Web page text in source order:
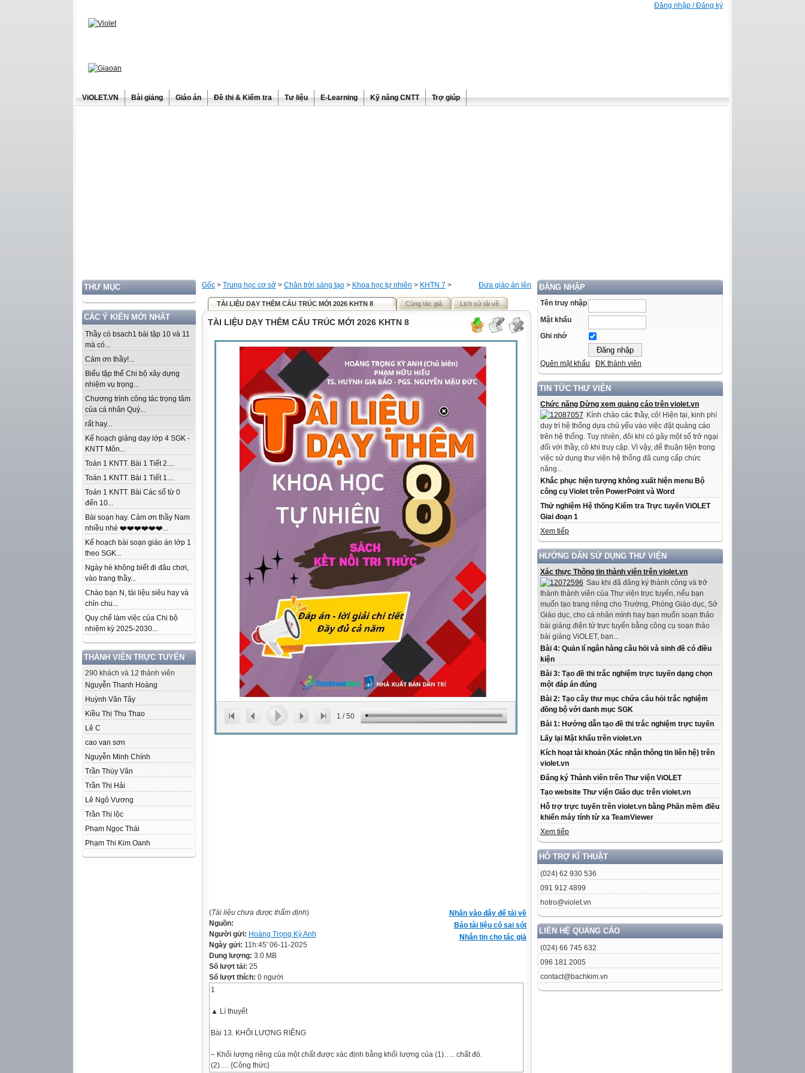
Đăng nhập / Đăng ký
ViOLET.VN Bài giảng Giáo án Đề thi & Kiểm tra Tư liệu E-Learning Kỹ năng CNTT Trợ giúp
THƯ MỤC
CÁC Ý KIẾN MỚI NHẤT
Thầy có bsach1 bài tập 10 và 11
mà có...
Cảm ơn thầy!...
Biểu tập thể Chi bộ xây dựng
nhiệm vụ trọng...
Chương trình công tác trọng tâm
của cá nhân Quý...
rất hay...
Kế hoạch giảng dạy lớp 4 SGK -
KNTT Môn...
Toán 1 KNTT. Bài 1 Tiết 2....
Toán 1 KNTT. Bài 1 Tiết 1....
Toán 1 KNTT. Bài Các số từ 0
đến 10...
Bài soạn hay. Cảm ơn thầy Nam
nhiều nhé ❤️❤️❤️❤️❤️❤️...
Kế hoạch bài soạn giáo án lớp 1
theo SGK...
Ngày hè không biết đi đâu chơi,
vào trang thầy...
Chào bạn N, tài liệu siêu hay và
chỉn chu...
Quy chế làm việc của Chi bộ
nhiệm kỳ 2025-2030...
THÀNH VIÊN TRỰC TUYẾN
290 khách và 12 thành viên
Nguyễn Thanh Hoàng
Huỳnh Văn Tây
Kiều Thị Thu Thao
Lê C
cao van sơn
Nguyễn Minh Chính
Trần Thùy Vân
Trần Thị Hải
Lê Ngô Vương
Trần Thị lộc
Phạm Ngọc Thái
Phạm Thi Kim Oanh
ĐĂNG NHẬP
Tên truy nhập
Mật khẩu
Ghi nhớ
Quên mật khẩu ĐK thành viên
TIN TỨC THƯ VIỆN
Chức năng Dừng xem quảng cáo trên violet.vn
Kính chào các thầy, cô! Hiện tại, kinh phí
duy trì hệ thống dựa chủ yếu vào việc đặt quảng cáo
trên hệ thống. Tuy nhiên, đôi khi có gây một số trở ngại
đối với thầy, cô khi truy cập. Vì vậy, để thuận tiện trong
việc sử dụng thư viện hệ thống đã cung cấp chức
năng...
Khắc phục hiện tượng không xuất hiện menu Bộ
công cụ Violet trên PowerPoint và Word
Thử nghiệm Hệ thống Kiểm tra Trực tuyến ViOLET
Giai đoạn 1
Xem tiếp
HƯỚNG DẪN SỬ DỤNG THƯ VIỆN
Xác thực Thông tin thành viên trên violet.vn
Sau khi đã đăng ký thành công và trở
thành thành viên của Thư viện trực tuyến, nếu bạn
muốn tạo trang riêng cho Trường, Phòng Giáo dục, Sở
Giáo dục, cho cá nhân mình hay bạn muốn soạn thảo
bài giảng điện tử trực tuyến bằng công cụ soạn thảo
bài giảng ViOLET, bạn...
Bài 4: Quản lí ngân hàng câu hỏi và sinh đề có điều
kiện
Bài 3: Tạo đề thi trắc nghiệm trực tuyến dạng chọn
một đáp án đúng
Bài 2: Tạo cây thư mục chứa câu hỏi trắc nghiệm
đồng bộ với danh mục SGK
Bài 1: Hướng dẫn tạo đề thi trắc nghiệm trực tuyến
Lấy lại Mật khẩu trên violet.vn
Kích hoạt tài khoản (Xác nhận thông tin liên hệ) trên
violet.vn
Đăng ký Thành viên trên Thư viện ViOLET
Tạo website Thư viện Giáo dục trên violet.vn
Hỗ trợ trực tuyến trên violet.vn bằng Phần mềm điều
khiển máy tính từ xa TeamViewer
Xem tiếp
HỖ TRỢ KĨ THUẬT
(024) 62 930 536
091 912 4899
hotro@violet.vn
LIÊN HỆ QUẢNG CÁO
(024) 66 745 632
096 181 2005
contact@bachkim.vn
Đưa giáo án lên
Gốc > Trung học cơ sở > Chân trời sáng tạo > Khoa học tự nhiên > KHTN 7 >
TÀI LIỆU DẠY THÊM CẤU TRÚC MỚI 2026 KHTN 8 Cùng tác giả Lịch sử tải về
TÀI LIỆU DẠY THÊM CẤU TRÚC MỚI 2026 KHTN 8
1 /50
Nhấn vào đây để tải về
Báo tài liệu có sai sót
Nhắn tin cho tác giả
(Tài liệu chưa được thẩm định)
Nguồn:
Người gửi: Hoàng Trọng Kỳ Anh
Ngày gửi: 11h:45' 06-11-2025
Dung lượng: 3.0 MB
Số lượt tải: 25
Số lượt thích: 0 người
1
▲ Lí thuyết
Bài 13. KHỐI LƯỢNG RIÊNG
– Khối lượng riêng của một chất được xác định bằng khối lượng của (1)….. chất đó.
(2)…. {Công thức}